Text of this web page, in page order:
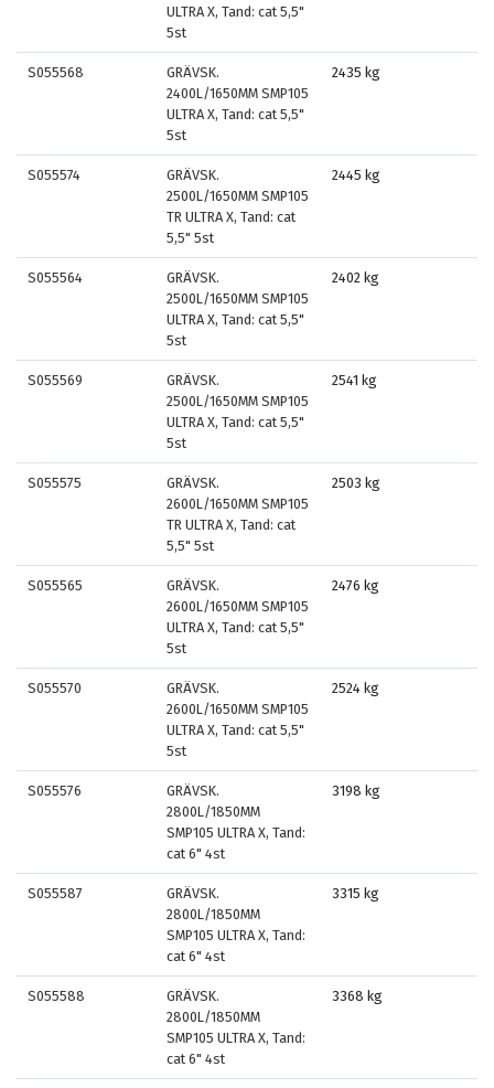
ULTRA X, Tand: cat 5,5"
5st
S055568
GRÄVSK.
2400L/1650MM SMP105
ULTRA X, Tand: cat 5,5"
5st
2435 kg
S055574
GRÄVSK.
2500L/1650MM SMP105
TR ULTRA X, Tand: cat
5,5" 5st
2445 kg
S055564
GRÄVSK.
2500L/1650MM SMP105
ULTRA X, Tand: cat 5,5"
5st
2402 kg
S055569
GRÄVSK.
2500L/1650MM SMP105
ULTRA X, Tand: cat 5,5"
5st
2541 kg
S055575
GRÄVSK.
2600L/1650MM SMP105
TR ULTRA X, Tand: cat
5,5" 5st
2503 kg
S055565
GRÄVSK.
2600L/1650MM SMP105
ULTRA X, Tand: cat 5,5"
5st
2476 kg
S055570
GRÄVSK.
2600L/1650MM SMP105
ULTRA X, Tand: cat 5,5"
5st
2524 kg
S055576
GRÄVSK.
2800L/1850MM
SMP105 ULTRA X, Tand:
cat 6" 4st
3198 kg
S055587
GRÄVSK.
2800L/1850MM
SMP105 ULTRA X, Tand:
cat 6" 4st
3315 kg
S055588
GRÄVSK.
2800L/1850MM
SMP105 ULTRA X, Tand:
cat 6" 4st
3368 kg